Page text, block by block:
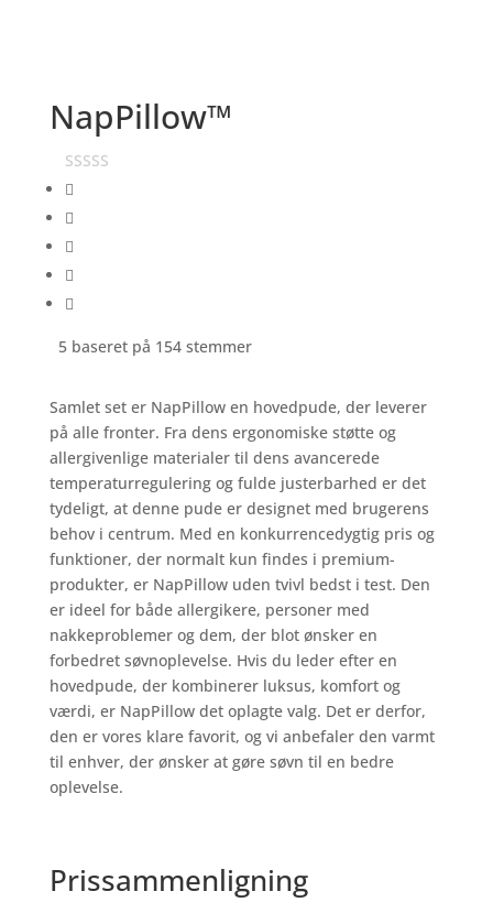
NapPillow™
5 baseret på 154 stemmer
Samlet set er NapPillow en hovedpude, der leverer
på alle fronter. Fra dens ergonomiske støtte og
allergivenlige materialer til dens avancerede
temperaturregulering og fulde justerbarhed er det
tydeligt, at denne pude er designet med brugerens
behov i centrum. Med en konkurrencedygtig pris og
funktioner, der normalt kun findes i premium-
produkter, er NapPillow uden tvivl bedst i test. Den
er ideel for både allergikere, personer med
nakkeproblemer og dem, der blot ønsker en
forbedret søvnoplevelse. Hvis du leder efter en
hovedpude, der kombinerer luksus, komfort og
værdi, er NapPillow det oplagte valg. Det er derfor,
den er vores klare favorit, og vi anbefaler den varmt
til enhver, der ønsker at gøre søvn til en bedre
oplevelse.
Prissammenligning